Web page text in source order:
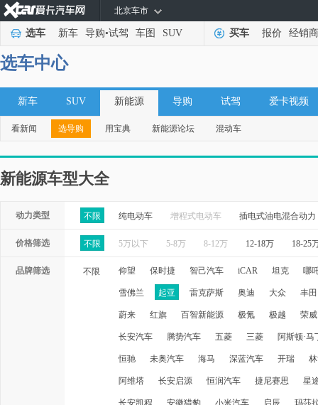
北京车市
选车 新车 导购•试驾 车图 SUV 买车 报价 经销商
选车中心
新车 SUV 新能源 导购 试驾 爱卡视频
看新闻 选导购 用宝典 新能源论坛 混动车
新能源车型大全
动力类型 不限 纯电动车 增程式电动车 插电式油电混合动力
价格筛选 不限 5万以下 5-8万 8-12万 12-18万 18-25
品牌筛选 不限 仰望 保时捷 智己汽车 iCAR 坦克 哪
雪佛兰 起亚 雷克萨斯 奥迪 大众 丰田
蔚来 红旗 百智新能源 极氪 极越 荣威
长安汽车 腾势汽车 五菱 三菱 阿斯顿·马
恒驰 未奥汽车 海马 深蓝汽车 开瑞
阿维塔 长安启源 恒润汽车 捷尼赛思 星
长安凯程 安徽猎豹 小米汽车 启辰 玛莎